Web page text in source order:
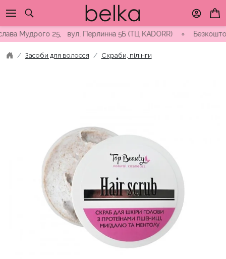
to
content 25, вул. Перлинна 5Б (ТЦ KADORR) ∘ Безкоштовна
Засоби для волосся Скраби, пілінги